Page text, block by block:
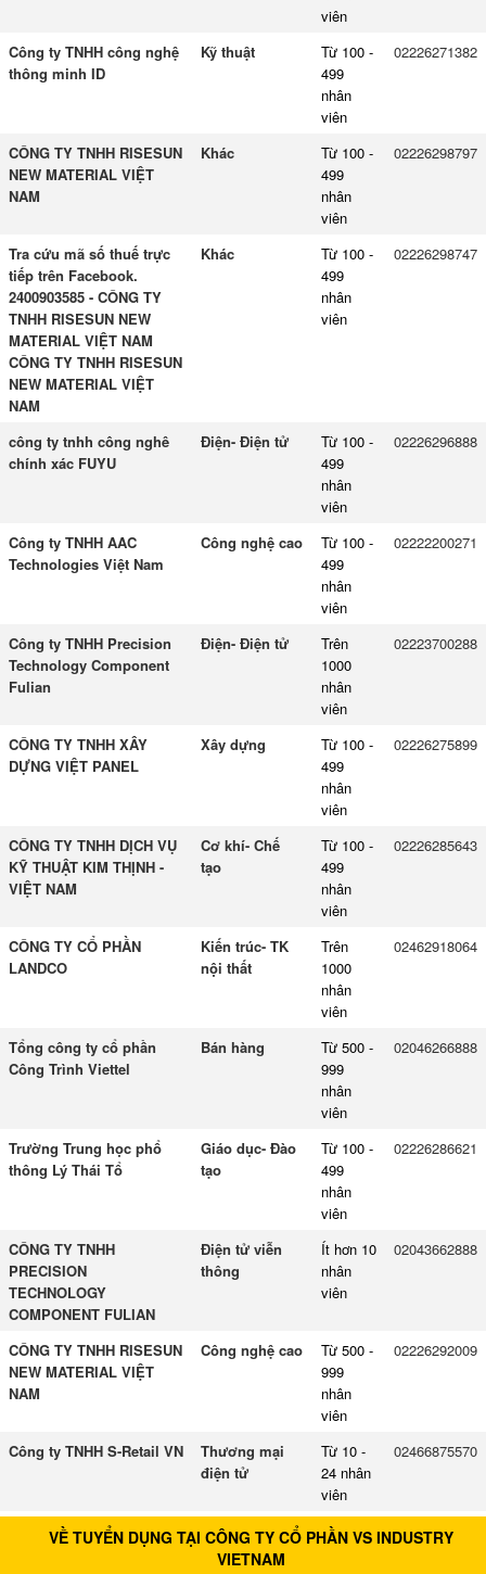
viên
Công ty TNHH công nghệ
thông minh ID
Kỹ thuật
Từ 100 -
499
nhân
viên
02226271382
CÔNG TY TNHH RISESUN
NEW MATERIAL VIỆT
NAM
Khác
Từ 100 -
499
nhân
viên
02226298797
Tra cứu mã số thuế trực
tiếp trên Facebook.
2400903585 - CÔNG TY
TNHH RISESUN NEW
MATERIAL VIỆT NAM
CÔNG TY TNHH RISESUN
NEW MATERIAL VIỆT
NAM
Khác
Từ 100 -
499
nhân
viên
02226298747
công ty tnhh công nghê
chính xác FUYU
Điện- Điện tử
Từ 100 -
499
nhân
viên
02226296888
Công ty TNHH AAC
Technologies Việt Nam
Công nghệ cao
Từ 100 -
499
nhân
viên
02222200271
Công ty TNHH Precision
Technology Component
Fulian
Điện- Điện tử
Trên
1000
nhân
viên
02223700288
CÔNG TY TNHH XÂY
DỰNG VIỆT PANEL
Xây dựng
Từ 100 -
499
nhân
viên
02226275899
CÔNG TY TNHH DỊCH VỤ
KỸ THUẬT KIM THỊNH -
VIỆT NAM
Cơ khí- Chế
tạo
Từ 100 -
499
nhân
viên
02226285643
CÔNG TY CỔ PHẦN
LANDCO
Kiến trúc- TK
nội thất
Trên
1000
nhân
viên
02462918064
Tổng công ty cổ phần
Công Trình Viettel
Bán hàng
Từ 500 -
999
nhân
viên
02046266888
Trường Trung học phổ
thông Lý Thái Tổ
Giáo dục- Đào
tạo
Từ 100 -
499
nhân
viên
02226286621
CÔNG TY TNHH
PRECISION
TECHNOLOGY
COMPONENT FULIAN
Điện tử viễn
thông
Ít hơn 10
nhân
viên
02043662888
CÔNG TY TNHH RISESUN
NEW MATERIAL VIỆT
NAM
Công nghệ cao
Từ 500 -
999
nhân
viên
02226292009
Công ty TNHH S-Retail VN
Thương mại
điện tử
Từ 10 -
24 nhân
viên
02466875570
VỀ TUYỂN DỤNG TẠI CÔNG TY CỔ PHẦN VS INDUSTRY
VIETNAM